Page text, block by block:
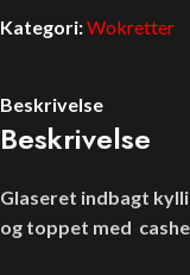
Kategori:Wokretter
Beskrivelse
Beskrivelse
Glaseret indbagt
og toppet med